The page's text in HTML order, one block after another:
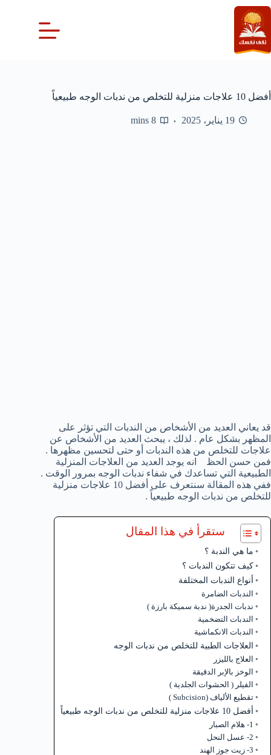
التجاوز
إلى
المحتوى
أفضل 10 علاجات منزلية للتخلص من ندبات الوجه طبيعياً
19 يناير، 2025 8 mins
قد يعاني العديد من الأشخاص من الندبات التي تؤثر على
المظهر بشكل عام . لذلك ، يبحث العديد من الأشخاص عن
علاجات للتخلص من هذه الندبات أو حتى لتحسين مظهرها .
فمن حسن الحظ انه يوجد العديد من العلاجات المنزلية
الطبيعية التي تساعدك في شفاء ندبات الوجه بمرور الوقت .
ففي هذه المقالة سنتعرف على أفضل 10 علاجات منزلية
للتخلص من ندبات الوجه طبيعياً .
ستقرأ في هذا المقال
ما هي الندبة ؟
كيف تتكون الندبات ؟
أنواع الندبات المختلفة
الندبات الضامرة
ندبات الجدرة( ندبة سميكة بارزة )
الندبات التضخمية
الندبات الانكماشية
العلاجات الطبية للتخلص من ندبات الوجه
العلاج بالليزر
الوخز بالإبر الدقيقة
الفيلر ( الحشوات الجلدية )
تقطيع الألياف (Subcision )
أفضل 10 علاجات منزلية للتخلص من ندبات الوجه طبيعياً
1- هلام الصبار
2- عسل النحل
3- زيت جوز الهند